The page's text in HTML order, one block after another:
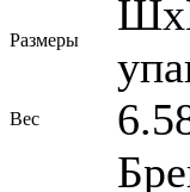
Размеры
Вес